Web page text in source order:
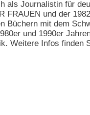
als Journalistin für
FRAUEN und der
Büchern mit dem
und 1990er
Weitere Infos finden